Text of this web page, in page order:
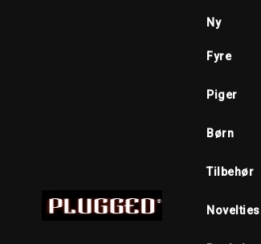
Ny
Fyre
Piger
Børn
Tilbehør
Novelties